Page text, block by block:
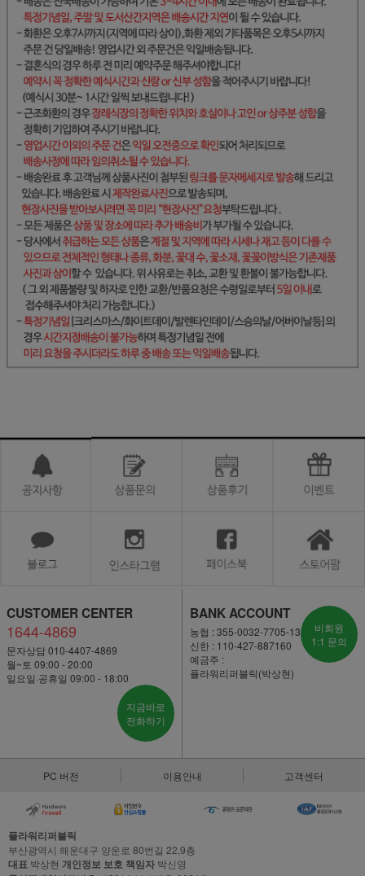
CUSTOMER CENTER
1644-4869
문자상담 010-4407-4869
월~토 09:00 - 20:00
일요일·공휴일 09:00 - 18:00
지금바로
전화하기
BANK ACCOUNT
농협 : 355-0032-7705-13
신한 : 110-427-887160
예금주 :
플라워리퍼블릭(박상현)
비회원
1:1 문의
PC 버전 이용안내 고객센터
플라워리퍼블릭
부산광역시 해운대구 양운로 80번길 22,9층
대표 박상현 개인정보 보호 책임자 박신영